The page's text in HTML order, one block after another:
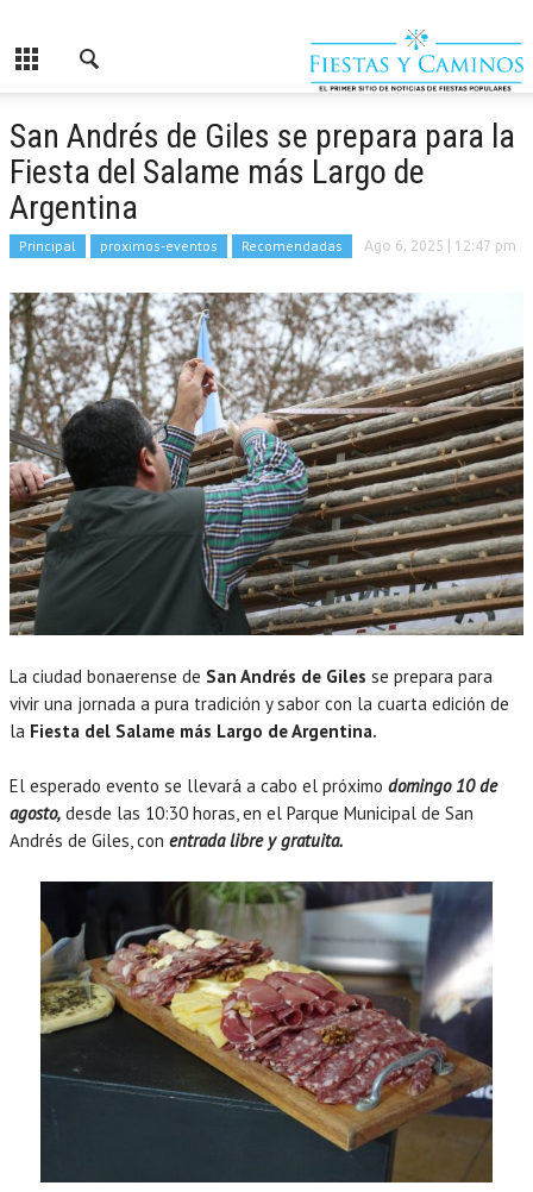
San Andrés de Giles se prepara para la
Fiesta del Salame más Largo de
Argentina
Principal proximos-eventos Recomendadas Ago 6, 2025 | 12:47 pm
La ciudad bonaerense de San Andrés de Giles se prepara para
vivir una jornada a pura tradición y sabor con la cuarta edición de
la Fiesta del Salame más Largo de Argentina.
El esperado evento se llevará a cabo el próximo domingo 10 de
agosto, desde las 10:30 horas, en el Parque Municipal de San
Andrés de Giles, con entrada libre y gratuita.